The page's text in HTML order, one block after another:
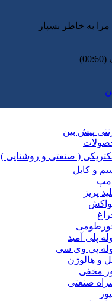
مرا به خاطر بسپار
(00:
60
)
پیش بین
( صنعتی و روشنایی )
و کابل
پریز
پلی آمید
پی وی سی
و هالوژن
مخفی
صنعتی